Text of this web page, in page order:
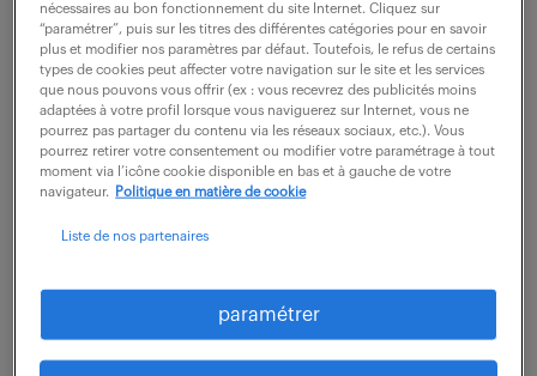
financières pour capter, analyser et traduire leurs
besoins métiers en spécifications techniques...
voir l'offre
developpeur informatique
indutrielle (f/h)
5 août 2026
nécessaires au bon fonctionnement du site Internet. Cliquez sur
“paramétrer”, puis sur les titres des différentes catégories pour en savoir
plus et modifier nos paramètres par défaut. Toutefois, le refus de certains
types de cookies peut affecter votre navigation sur le site et les services
que nous pouvons vous offrir (ex : vous recevrez des publicités moins
adaptées à votre profil lorsque vous naviguerez sur Internet, vous ne
pourrez pas partager du contenu via les réseaux sociaux, etc.). Vous
pourrez retirer votre consentement ou modifier votre paramétrage à tout
moment via l’icône cookie disponible en bas et à gauche de votre
navigateur.
Politique en matière de cookie
Liste de nos partenaires
paramétrer